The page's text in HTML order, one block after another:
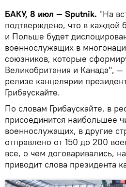
БАКУ, 8 июл — Sputnik. "На
подтверждено, что в каждой
и Польше будет
военнослужащих в
союзников, которые
Великобритания и Канада", —
релизе канцелярии
Грибаускайте.
По словам Грибаускайте, в
присоединится наибольшее
военнослужащих, в другие
отправлено от 150 до 200
все, о чем договаривались,
приводит слова президента